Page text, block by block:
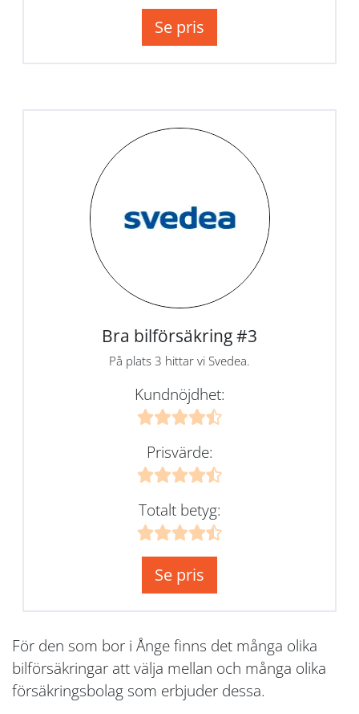
Se pris
Bra bilförsäkring #3
På plats 3 hittar vi Svedea.
Kundnöjdhet:
Prisvärde:
Totalt betyg:
Se pris
För den som bor i Ånge finns det många olika
bilförsäkringar att välja mellan och många olika
försäkringsbolag som erbjuder dessa.